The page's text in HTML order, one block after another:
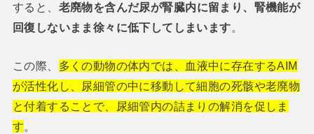
すると、 老廃物を含んだ尿が腎臓内に留まり、腎機能が
回復しないまま徐々に低下してしまいます。
この際、 多くの動物の体内では、血液中に存在するAIM
が活性化し、尿細管の中に移動して細胞の死骸や老廃物
と付着することで、尿細管内の詰まりの解消を促しま
す。